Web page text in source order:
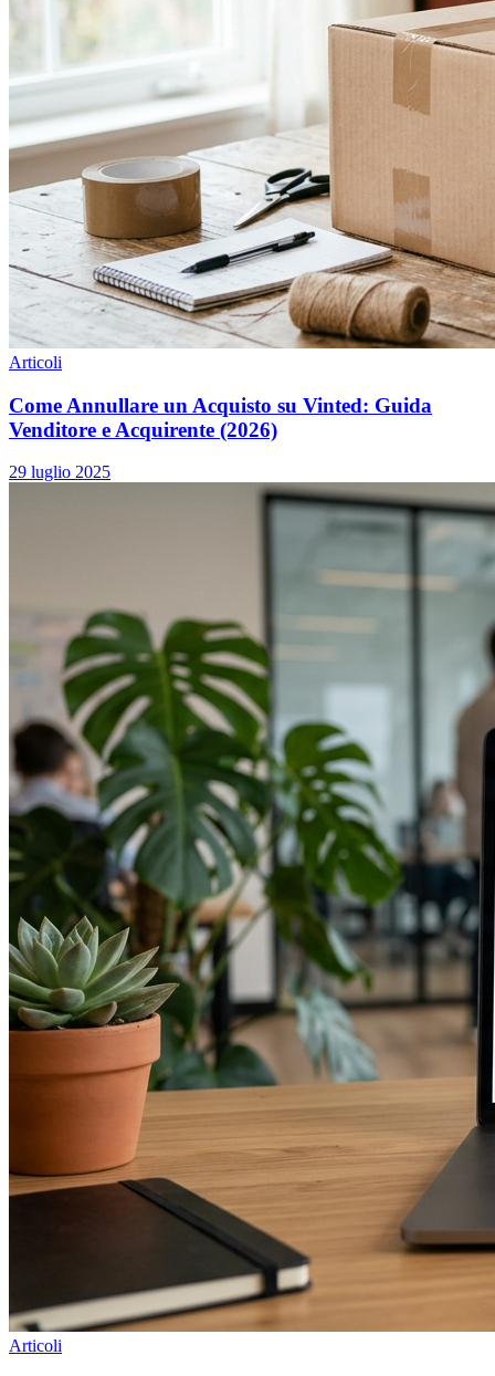
Articoli
Come Annullare un Acquisto su Vinted: Guida
Venditore e Acquirente (2026)
29 luglio 2025
Articoli